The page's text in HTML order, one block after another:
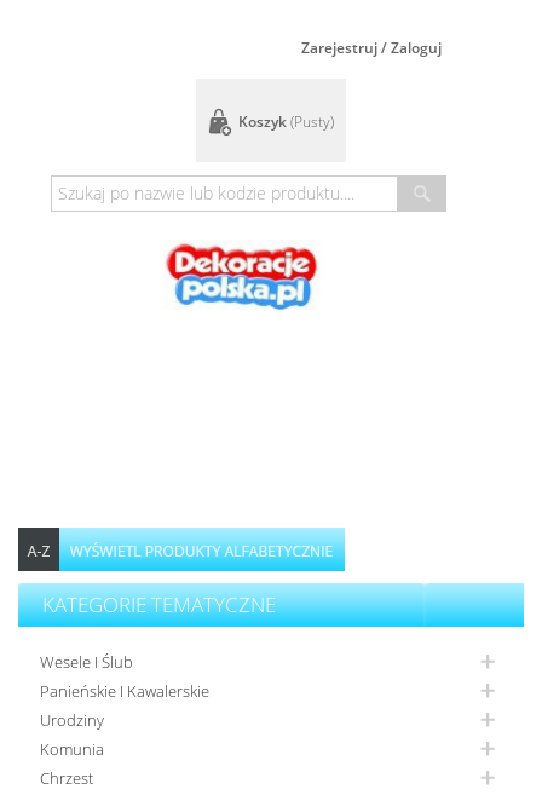
Zarejestruj / Zaloguj
Koszyk(pusty)
KATEGORIE TEMATYCZNE
Wesele I Ślub
Panieńskie I Kawalerskie
Urodziny
Komunia
Chrzest